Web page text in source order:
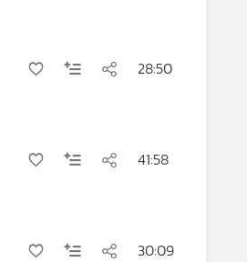
28:50
41:58
30:09